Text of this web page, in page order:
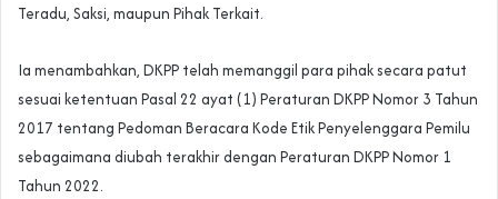
Teradu, Saksi, maupun Pihak Terkait.
Ia menambahkan, DKPP telah memanggil para pihak secara patut
sesuai ketentuan Pasal 22 ayat (1) Peraturan DKPP Nomor 3 Tahun
2017 tentang Pedoman Beracara Kode Etik Penyelenggara Pemilu
sebagaimana diubah terakhir dengan Peraturan DKPP Nomor 1
Tahun 2022.